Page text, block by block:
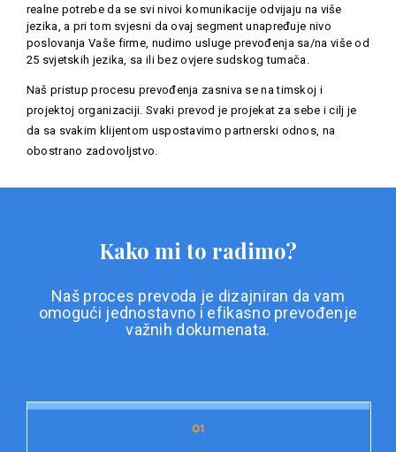
realne potrebe da se svi nivoi komunikacije odvijaju na više
jezika, a pri tom svjesni da ovaj segment unapređuje nivo
poslovanja Vaše firme, nudimo usluge prevođenja sa/na više od
25 svjetskih jezika, sa ili bez ovjere sudskog tumača.
Naš pristup procesu prevođenja zasniva se na timskoj i
projektoj organizaciji. Svaki prevod je projekat za sebe i cilj je
da sa svakim klijentom uspostavimo partnerski odnos, na
obostrano zadovoljstvo.
Kako mi to radimo?
Naš proces prevoda je dizajniran da vam
omogući jednostavno i efikasno prevođenje
važnih dokumenata.
01
01